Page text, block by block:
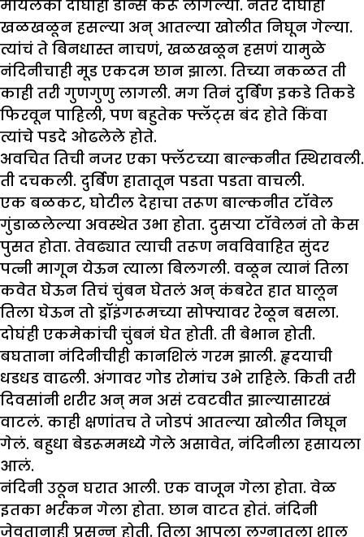
मायलेकी दोघीही डान्स करू लागल्या. नंतर दोघीही
खळखळून हसल्या अन् आतल्या खोलीत निघून गेल्या.
त्यांचं ते बिनधास्त नाचणं, खळखळून हसणं यामुळे
नंदिनीचाही मूड एकदम छान झाला. तिच्या नकळत ती
काही तरी गुणगुणु लागली. मग तिनं दुर्बिण इकडे तिकडे
फिरवून पाहिली, पण बहुतेक फ्लॅट्स बंद होते किंवा
त्यांचे पडदे ओढलेले होते.
अवचित तिची नजर एका फ्लॅटच्या बाल्कनीत स्थिरावली.
ती दचकली. दुर्बिण हातातून पडता पडता वाचली.
एक बळकट, घोटील देहाचा तरूण बाल्कनीत टॉवेल
गुंडाळलेल्या अवस्थेत उभा होता. दुसऱ्या टॉवेलनं तो केस
पुसत होता. तेवढ्यात त्याची तरूण नवविवाहित सुंदर
पत्नी मागून येऊन त्याला बिलगली. वळून त्यानं तिला
कवेत घेऊन तिचं चुंबन घेतलं अन् कंबरेत हात घालून
तिला घेऊन तो ड्रॉइंगरूमच्या सोफ्यावर रेळून बसला.
दोघंही एकमेकांची चुंबनं घेत होती. ती बेभान होती.
बघताना नंदिनीचीही कानशिलं गरम झाली. हृदयाची
धडधड वाढली. अंगावर गोड रोमांच उभे राहिले. किती तरी
दिवसांनी शरीर अन् मन असं टवटवीत झाल्यासारखं
वाटलं. काही क्षणांतच ते जोडपं आतल्या खोलीत निघून
गेलं. बहुधा बेडरूममध्ये गेले असावेत, नंदिनीला हसायला
आलं.
नंदिनी उठून घरात आली. एक वाजून गेला होता. वेळ
इतका भर्रकन गेला होता. छान वाटत होतं. नंदिनी
जेवतानाही प्रसन्न होती. तिला आपला लग्नातला शालू